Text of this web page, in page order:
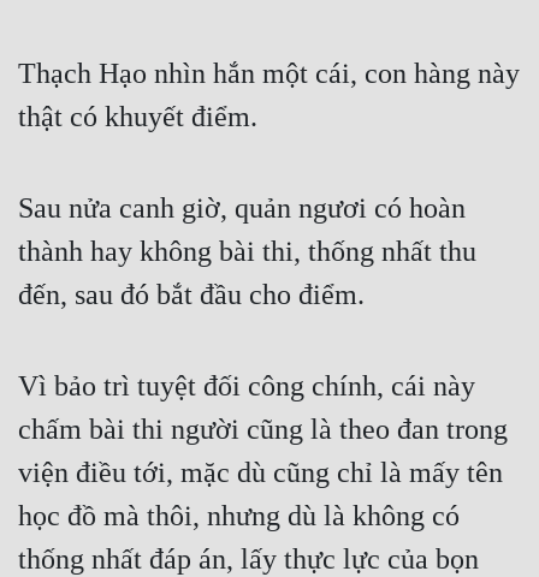
Thạch Hạo nhìn hắn một cái, con hàng này
thật có khuyết điểm.
Sau nửa canh giờ, quản ngươi có hoàn
thành hay không bài thi, thống nhất thu
đến, sau đó bắt đầu cho điểm.
Vì bảo trì tuyệt đối công chính, cái này
chấm bài thi người cũng là theo đan trong
viện điều tới, mặc dù cũng chỉ là mấy tên
học đồ mà thôi, nhưng dù là không có
thống nhất đáp án, lấy thực lực của bọn